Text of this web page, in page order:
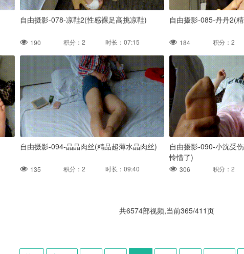
自由摄影-078-凉鞋2(性感裸足高挑凉鞋)
190 积分：2 时长：07:15
自由摄影-085-丹丹2(
184 积分：2
自由摄影-094-晶晶肉丝(精品超薄水晶肉丝)
135 积分：2 时长：09:40
自由摄影-090-小沈受
怜惜了)
306 积分：2
共6574部视频,当前365/411页